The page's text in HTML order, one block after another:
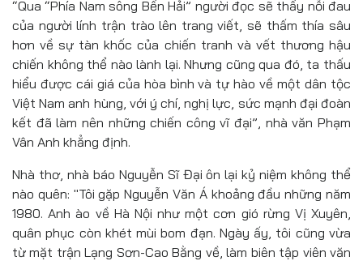
“Qua “Phía Nam sông Bến Hải” người đọc sẽ thấy nỗi đau
của người lính trận trào lên trang viết, sẽ thấm thía sâu
hơn về sự tàn khốc của chiến tranh và vết thương hậu
chiến không thể nào lành lại. Nhưng cũng qua đó, ta thấu
hiểu được cái giá của hòa bình và tự hào về một dân tộc
Việt Nam anh hùng, với ý chí, nghị lực, sức mạnh đại đoàn
kết đã làm nên những chiến công vĩ đại”, nhà văn Phạm
Vân Anh khẳng định.
Nhà thơ, nhà báo Nguyễn Sĩ Đại ôn lại kỷ niệm không thể
nào quên: "Tôi gặp Nguyễn Văn Á khoảng đầu những năm
1980. Anh ào về Hà Nội như một cơn gió rừng Vị Xuyên,
quân phục còn khét mùi bom đạn. Ngày ấy, tôi cũng vừa
từ mặt trận Lạng Sơn-Cao Bằng về, làm biên tập viên văn